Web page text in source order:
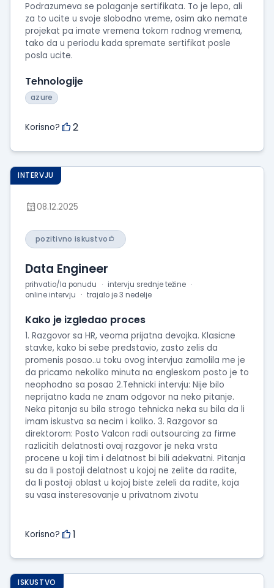
Podrazumeva se polaganje sertifikata. To je lepo, ali
za to ucite u svoje slobodno vreme, osim ako nemate
projekat pa imate vremena tokom radnog vremena,
tako da u periodu kada spremate sertifikat posle
posla ucite.
Tehnologije
azure
Korisno? 2
INTERVJU
08.12.2025
pozitivno iskustvo
Data Engineer
prihvatio/la ponudu
intervju srednje težine
online intervju
trajalo je 3 nedelje
Kako je izgledao proces
1. Razgovor sa HR, veoma prijatna devojka. Klasicne
stavke, kako bi sebe predstavio, zasto zelis da
promenis posao..u toku ovog intervjua zamolila me je
da pricamo nekoliko minuta na engleskom posto je to
neophodno sa posao 2.Tehnicki intervju: Nije bilo
neprijatno kada ne znam odgovor na neko pitanje.
Neka pitanja su bila strogo tehnicka neka su bila da li
imam iskustva sa necim i koliko. 3. Razgovor sa
direktorom: Posto Valcon radi outsourcing za firme
razlicitih delatnosti ovaj razgovor je neka vrsta
procene u koji tim i delatnost bi bili adekvatni. Pitanja
su da li postoji delatnost u kojoj ne zelite da radite,
da li postoji oblast u kojoj biste zeleli da radite, koja
su vasa insteresovanje u privatnom zivotu
Korisno? 1
ISKUSTVO